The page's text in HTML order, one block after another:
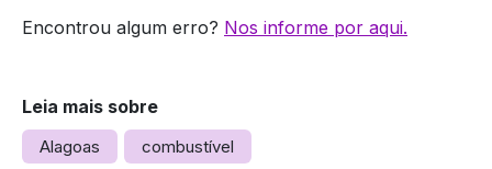
Encontrou algum erro? Nos informe por aqui.
Leia mais sobre
Alagoas combustível